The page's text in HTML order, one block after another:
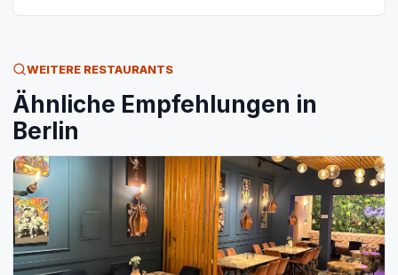
WEITERE RESTAURANTS
Ähnliche Empfehlungen in
Berlin